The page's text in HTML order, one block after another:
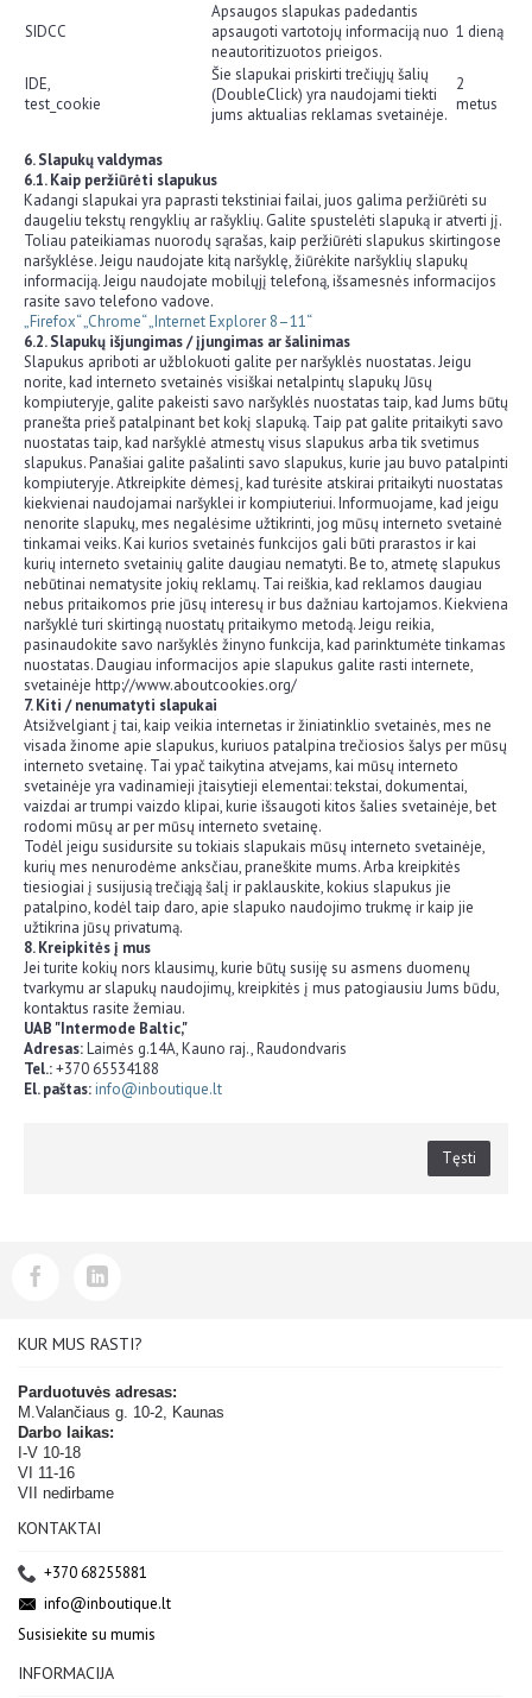
SIDCC
Apsaugos slapukas padedantis
apsaugoti vartotojų informaciją nuo
neautoritizuotos prieigos.
1 dieną
IDE,
test_cookie
Šie slapukai priskirti trečiųjų šalių
(DoubleClick) yra naudojami tiekti
jums aktualias reklamas svetainėje.
2
metus
6. Slapukų valdymas
6.1. Kaip peržiūrėti slapukus
Kadangi slapukai yra paprasti tekstiniai failai, juos galima peržiūrėti su
daugeliu tekstų rengyklių ar rašyklių. Galite spustelėti slapuką ir atverti jį.
Toliau pateikiamas nuorodų sąrašas, kaip peržiūrėti slapukus skirtingose
naršyklėse. Jeigu naudojate kitą naršyklę, žiūrėkite naršyklių slapukų
informaciją. Jeigu naudojate mobilųjį telefoną, išsamesnės informacijos
rasite savo telefono vadove.
„Firefox“„Chrome“„Internet Explorer 8–11“
6.2. Slapukų išjungimas / įjungimas ar šalinimas
Slapukus apriboti ar užblokuoti galite per naršyklės nuostatas. Jeigu
norite, kad interneto svetainės visiškai netalpintų slapukų Jūsų
kompiuteryje, galite pakeisti savo naršyklės nuostatas taip, kad Jums būtų
pranešta prieš patalpinant bet kokį slapuką. Taip pat galite pritaikyti savo
nuostatas taip, kad naršyklė atmestų visus slapukus arba tik svetimus
slapukus. Panašiai galite pašalinti savo slapukus, kurie jau buvo patalpinti
kompiuteryje. Atkreipkite dėmesį, kad turėsite atskirai pritaikyti nuostatas
kiekvienai naudojamai naršyklei ir kompiuteriui. Informuojame, kad jeigu
nenorite slapukų, mes negalėsime užtikrinti, jog mūsų interneto svetainė
tinkamai veiks. Kai kurios svetainės funkcijos gali būti prarastos ir kai
kurių interneto svetainių galite daugiau nematyti. Be to, atmetę slapukus
nebūtinai nematysite jokių reklamų. Tai reiškia, kad reklamos daugiau
nebus pritaikomos prie jūsų interesų ir bus dažniau kartojamos. Kiekviena
naršyklė turi skirtingą nuostatų pritaikymo metodą. Jeigu reikia,
pasinaudokite savo naršyklės žinyno funkcija, kad parinktumėte tinkamas
nuostatas. Daugiau informacijos apie slapukus galite rasti internete,
svetainėje http://www.aboutcookies.org/
7. Kiti / nenumatyti slapukai
Atsižvelgiant į tai, kaip veikia internetas ir žiniatinklio svetainės, mes ne
visada žinome apie slapukus, kuriuos patalpina trečiosios šalys per mūsų
interneto svetainę. Tai ypač taikytina atvejams, kai mūsų interneto
svetainėje yra vadinamieji įtaisytieji elementai: tekstai, dokumentai,
vaizdai ar trumpi vaizdo klipai, kurie išsaugoti kitos šalies svetainėje, bet
rodomi mūsų ar per mūsų interneto svetainę.
Todėl jeigu susidursite su tokiais slapukais mūsų interneto svetainėje,
kurių mes nenurodėme anksčiau, praneškite mums. Arba kreipkitės
tiesiogiai į susijusią trečiąją šalį ir paklauskite, kokius slapukus jie
patalpino, kodėl taip daro, apie slapuko naudojimo trukmę ir kaip jie
užtikrina jūsų privatumą.
8. Kreipkitės į mus
Jei turite kokių nors klausimų, kurie būtų susiję su asmens duomenų
tvarkymu ar slapukų naudojimų, kreipkitės į mus patogiausiu Jums būdu,
kontaktus rasite žemiau.
UAB "Intermode Baltic,"
Adresas:Laimės g.14A, Kauno raj., Raudondvaris
Tel.:+370 65534188
El. paštas:info@inboutique.lt
Tęsti
KUR MUS RASTI?
Parduotuvės adresas:
M.Valančiaus g. 10-2, Kaunas
Darbo laikas:
I-V 10-18
VI 11-16
VII nedirbame
KONTAKTAI
+370 68255881
info@inboutique.lt
Susisiekite su mumis
INFORMACIJA